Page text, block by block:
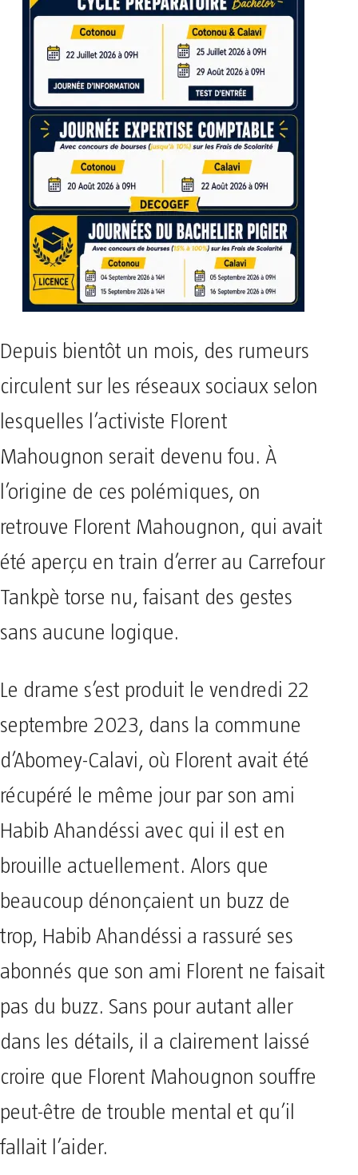
Depuis bientôt un mois, des rumeurs
circulent sur les réseaux sociaux selon
lesquelles l’activiste Florent
Mahougnon serait devenu fou. À
l’origine de ces polémiques, on
retrouve Florent Mahougnon, qui avait
été aperçu en train d’errer au Carrefour
Tankpè torse nu, faisant des gestes
sans aucune logique.
Le drame s’est produit le vendredi 22
septembre 2023, dans la commune
d’Abomey-Calavi, où Florent avait été
récupéré le même jour par son ami
Habib Ahandéssi avec qui il est en
brouille actuellement. Alors que
beaucoup dénonçaient un buzz de
trop, Habib Ahandéssi a rassuré ses
abonnés que son ami Florent ne faisait
pas du buzz. Sans pour autant aller
dans les détails, il a clairement laissé
croire que Florent Mahougnon souffre
peut-être de trouble mental et qu’il
fallait l’aider.